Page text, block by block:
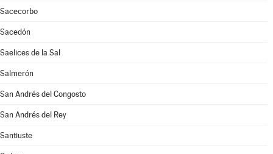
Sacecorbo
Sacedón
Saelices de la Sal
Salmerón
San Andrés del Congosto
San Andrés del Rey
Santiuste